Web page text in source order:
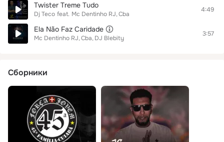
Twister Treme Tudo
Dj Teco feat. Mc Dentinho RJ Cba
4:49
Ela Não Faz Caridade
Mc Dentinho RJ Cba DJ Blebity
3:57
Сборники